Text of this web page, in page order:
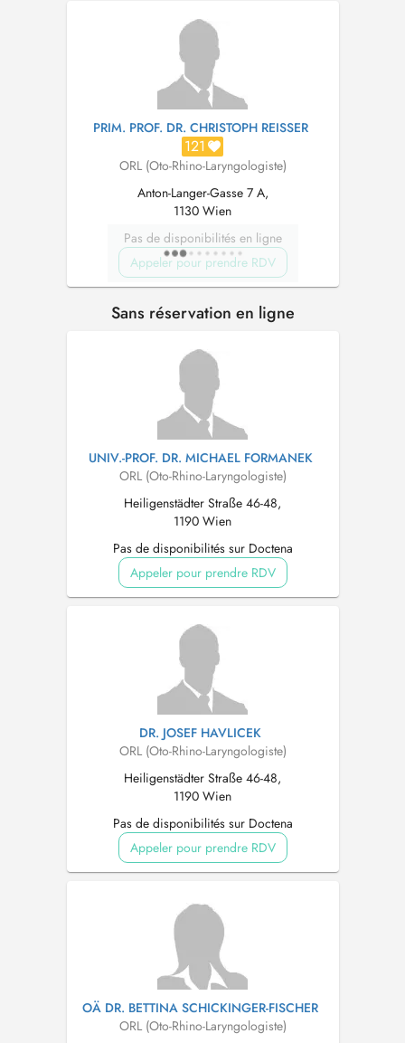
PRIM. PROF. DR. CHRISTOPH REISSER
121
ORL (Oto-Rhino-Laryngologiste)
Anton-Langer-Gasse 7 A,
1130 Wien
Pas de disponibilités en ligne
Appeler pour prendre RDV
Sans réservation en ligne
UNIV.-PROF. DR. MICHAEL FORMANEK
ORL (Oto-Rhino-Laryngologiste)
Heiligenstädter Straße 46-48,
1190 Wien
Pas de disponibilités sur Doctena
Appeler pour prendre RDV
DR. JOSEF HAVLICEK
ORL (Oto-Rhino-Laryngologiste)
Heiligenstädter Straße 46-48,
1190 Wien
Pas de disponibilités sur Doctena
Appeler pour prendre RDV
OÄ DR. BETTINA SCHICKINGER-FISCHER
ORL (Oto-Rhino-Laryngologiste)